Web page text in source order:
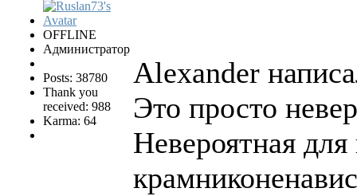
OFFLINE
Администратор
Posts: 38780
Thank you
received: 988
Karma: 64
Alexander
Это просто
Невероятная для